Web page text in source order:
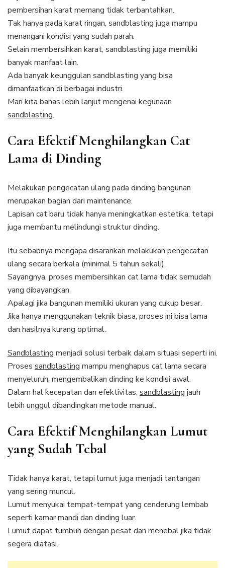
pembersihan karat memang tidak terbantahkan.
Tak hanya pada karat ringan, sandblasting juga mampu
menangani kondisi yang sudah parah.
Selain membersihkan karat, sandblasting juga memiliki
banyak manfaat lain.
Ada banyak keunggulan sandblasting yang bisa
dimanfaatkan di berbagai industri.
Mari kita bahas lebih lanjut mengenai kegunaan
sandblasting.
Cara Efektif Menghilangkan Cat
Lama di Dinding
Melakukan pengecatan ulang pada dinding bangunan
merupakan bagian dari maintenance.
Lapisan cat baru tidak hanya meningkatkan estetika, tetapi
juga membantu melindungi struktur dinding.
Itu sebabnya mengapa disarankan melakukan pengecatan
ulang secara berkala (minimal 5 tahun sekali).
Sayangnya, proses membersihkan cat lama tidak semudah
yang dibayangkan.
Apalagi jika bangunan memiliki ukuran yang cukup besar.
Jika hanya menggunakan teknik biasa, proses ini bisa lama
dan hasilnya kurang optimal.
Sandblasting menjadi solusi terbaik dalam situasi seperti ini.
Proses sandblasting mampu menghapus cat lama secara
menyeluruh, mengembalikan dinding ke kondisi awal.
Dalam hal kecepatan dan efektivitas, sandblasting jauh
lebih unggul dibandingkan metode manual.
Cara Efektif Menghilangkan Lumut
yang Sudah Tebal
Tidak hanya karat, tetapi lumut juga menjadi tantangan
yang sering muncul.
Lumut menyukai tempat-tempat yang cenderung lembab
seperti kamar mandi dan dinding luar.
Lumut dapat tumbuh dengan pesat dan menebal jika tidak
segera diatasi.